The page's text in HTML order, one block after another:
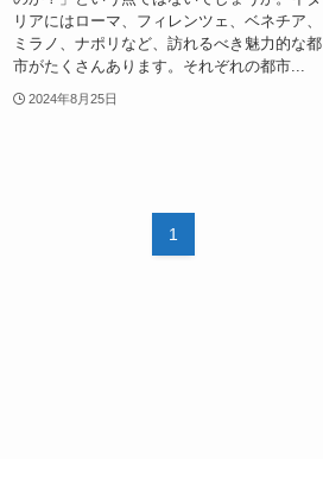
リアにはローマ、フィレンツェ、ベネチア、
ミラノ、ナポリなど、訪れるべき魅力的な都
市がたくさんあります。それぞれの都市...
2024年8月25日
1